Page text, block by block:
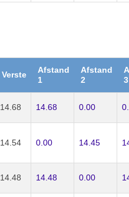
Verste
Afstand
1
Afstand
2
3
14.68 14.68 0.00
14.54 0.00 14.45
14.48 14.48 0.00